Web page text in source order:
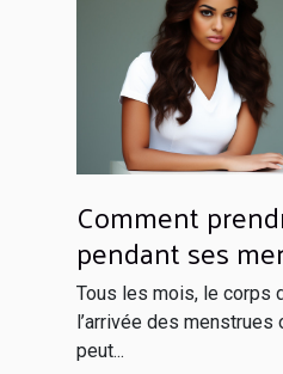
Comment
pendant ses
Tous les mois, le corps
l’arrivée des
peut...